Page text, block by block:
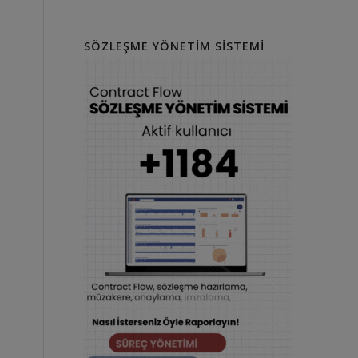
SÖZLEŞME YÖNETIM SISTEMI